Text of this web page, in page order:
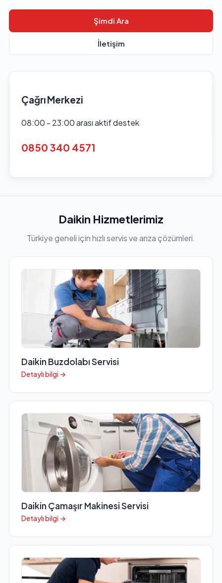
Şimdi Ara
İletişim
Çağrı Merkezi
08:00 - 23:00 arası aktif destek
0850 340 4571
Daikin Hizmetlerimiz
Türkiye geneli için hızlı servis ve arıza çözümleri.
Daikin Buzdolabı Servisi
Detaylı bilgi →
Daikin Çamaşır Makinesi Servisi
Detaylı bilgi →